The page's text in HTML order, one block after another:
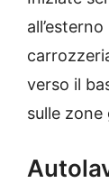
verso il
sulle zone